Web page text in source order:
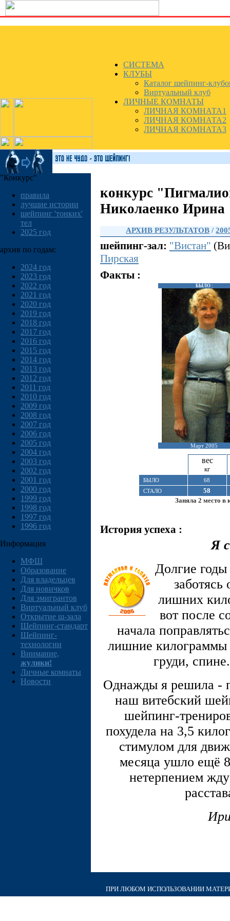
СИСТЕМА
КЛУБЫ
Каталог шейпинг-
Виртуальный клуб
ЛИЧНЫЕ КОМНАТЫ
ЛИЧНАЯ КОМНАТА1
ЛИЧНАЯ КОМНАТА2
ЛИЧНАЯ КОМНАТА3
"Конкурс"
правила
лучшие истории
шейпинг 'тонких'
тел
2025 год
архив по годам:
2024 год
2023 год
2022 год
2021 год
2020 год
2019 год
2018 год
2017 год
2016 год
2015 год
2014 год
2013 год
2012 год
2011 год
2010 год
2009 год
2008 год
2007 год
2006 год
2005 год
2004 год
2003 год
2002 год
2001 год
2000 год
1999 год
1998 год
1997 год
1996 год
Информация
МФШ
Образование
Для владельцев
Для новичков
Для эмигрантов
Виртуальный клуб
Открытие ш-зала
Шейпинг-стандарт
Шейпинг-
технологии
Внимание,
жулики!
Личные комнаты
Новости
конкурс
Николаенко Ирина
АРХИВ РЕЗУЛЬТАТОВ /
шейпинг-зал: "Вистан"
Пирская
Факты :
БЫЛО :
Март 2005
вес
кг
БЫЛО
68
СТАЛО
58
Заняла 2 место в
История успеха :
Я
Долгие
лишних
вот после
начала
лишние килограммы
груди,
Однажды я решила -
наш витебский
шейпинг-
похудела на 3,5
стимулом для
месяца ушло ещё
нетерпением
ПРИ ЛЮБОМ ИСПОЛЬЗОВАНИИ